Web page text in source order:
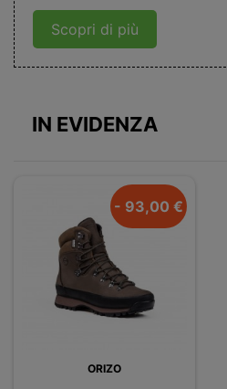
Scopri di più
IN EVIDENZA
- 93,00 €
ORIZO